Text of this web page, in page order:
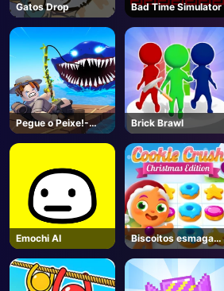
Gatos Drop Bad Time Simulator
Pegue o Peixe!-
Unblocked Online
Brick Brawl
Emochi AI
Biscoitos esmagam
Natal